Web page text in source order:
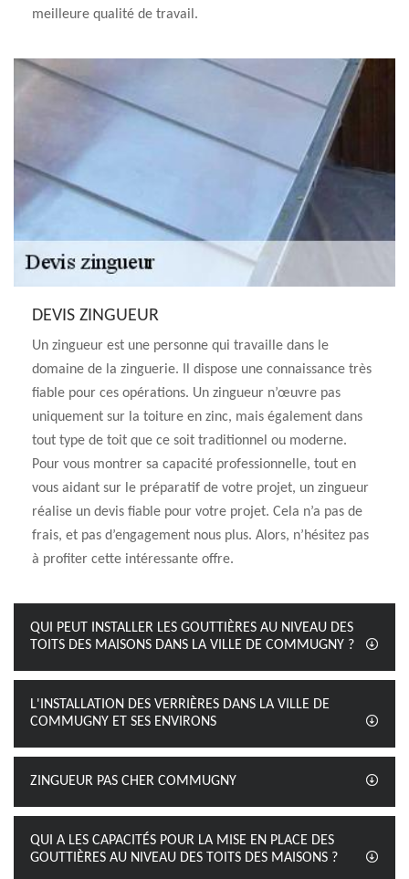
meilleure qualité de travail.
DEVIS ZINGUEUR
Un zingueur est une personne qui travaille dans le
domaine de la zinguerie. Il dispose une connaissance très
fiable pour ces opérations. Un zingueur n’œuvre pas
uniquement sur la toiture en zinc, mais également dans
tout type de toit que ce soit traditionnel ou moderne.
Pour vous montrer sa capacité professionnelle, tout en
vous aidant sur le préparatif de votre projet, un zingueur
réalise un devis fiable pour votre projet. Cela n’a pas de
frais, et pas d’engagement nous plus. Alors, n’hésitez pas
à profiter cette intéressante offre.
QUI PEUT INSTALLER LES GOUTTIÈRES AU NIVEAU DES
TOITS DES MAISONS DANS LA VILLE DE COMMUGNY ?
L'INSTALLATION DES VERRIÈRES DANS LA VILLE DE
COMMUGNY ET SES ENVIRONS
ZINGUEUR PAS CHER COMMUGNY
QUI A LES CAPACITÉS POUR LA MISE EN PLACE DES
GOUTTIÈRES AU NIVEAU DES TOITS DES MAISONS ?